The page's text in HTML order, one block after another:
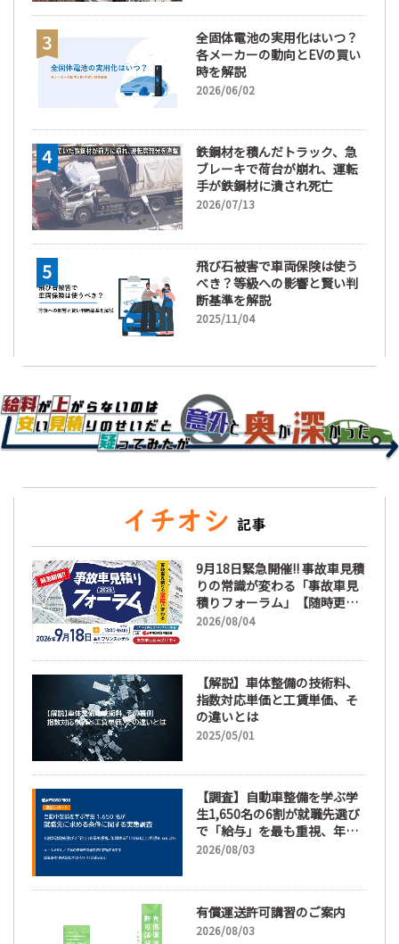
全固体電池の実用化はいつ？
各メーカーの動向とEVの買い
時を解説
2026/06/02
鉄鋼材を積んだトラック、急
ブレーキで荷台が崩れ、運転
手が鉄鋼材に潰され死亡
2026/07/13
飛び石被害で車両保険は使う
べき？等級への影響と賢い判
断基準を解説
2025/11/04
9月18日緊急開催!! 事故車見積
りの常識が変わる「事故車見
積りフォーラム」【随時更
新】
2026/08/04
【解説】車体整備の技術料、
指数対応単価と工賃単価、そ
の違いとは
2025/05/01
【調査】自動車整備を学ぶ学
生1,650名の6割が就職先選び
で「給与」を最も重視、年間
休日「110日以上」希望も
2026/08/03
有償運送許可講習のご案内
2026/08/03